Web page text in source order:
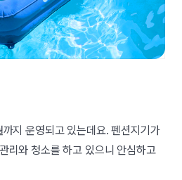
지 운영되고 있는데요. 펜션지기가
리와 청소를 하고 있으니 안심하고